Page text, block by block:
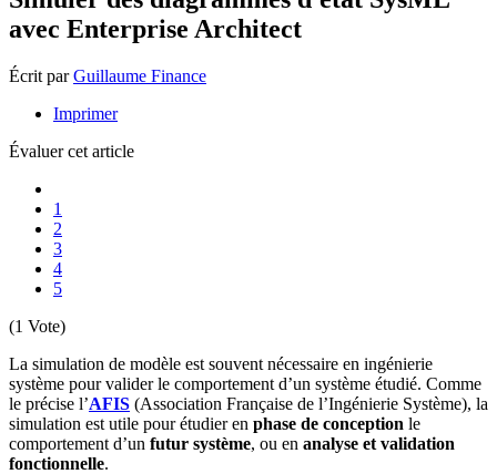
avec Enterprise Architect
Écrit parGuillaume Finance
Imprimer
Évaluer cet article
1
2
3
4
5
(1 Vote)
La simulation de modèle est souvent nécessaire en ingénierie
système pour valider le comportement d’un système étudié. Comme
le précise l’AFIS (Association Française de l’Ingénierie Système), la
simulation est utile pour étudier en phase de conception le
comportement d’un futur système, ou en analyse et validation
fonctionnelle.